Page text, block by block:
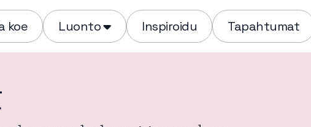
koe Luonto Inspiroidu Tapahtumat